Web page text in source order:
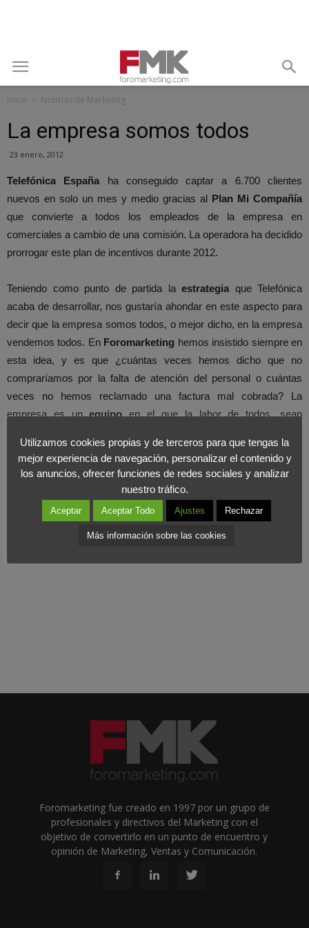
Inicio Noticias de Marketing
La empresa somos todos
23 enero, 2012
Telefónica España ha conseguido captar a 6.700 clientes
nuevos en solo un mes y medio gracias al Plan Mi Compañía
que convierte a todos los empleados de la empresa en
comerciales a cambio de una comisión. La operadora ha decidido
prorrogar este plan de incentivos durante 2012.
Teniendo como punto de partida la estrategia que Telefónica
acaba de desarrollar, nos gustaría ahondar en este aspecto para
decir que la empresa somos todos, o mejor dicho, en la empresa
vendemos todos. En Foromarketing hemos insistido siempre en
esta idea, y es que ¿cuántas veces hemos dicho que no
compraríamos por la falta de atención del personal o cuántas
veces no hemos reclamado una factura mal cobrada? La
empresa es unequipoen el que la labor de todos, sean
compañía y su imagen.
Foromarketing fue creado en 1997 por un grupo de
profesionales y directivos del Marketing con el
objetivo de convertirlo en un punto de encuentro y
opinión de Marketing, Ventas y Comunicación.
Utilizamos cookies propias y de terceros para que tengas la
mejor experiencia de navegación, personalizar el contenido y
los anuncios, ofrecer funciones de redes sociales y analizar
nuestro tráfico.
Aceptar Aceptar Todo Ajustes Rechazar
Más información sobre las cookies